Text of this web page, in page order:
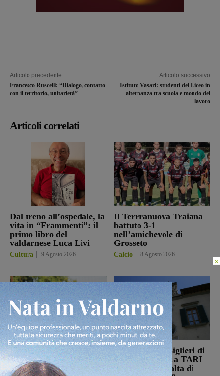
Articolo precedente
Francesco Ruscelli: “Dialogo, contatto
con il territorio, unitarietà”
Articolo successivo
Istituto Vasari: studenti del Liceo in
alternanza tra scuola e mondo del
lavoro
Articoli correlati
Dal treno all’ospedale, la
vita in “Frammenti”: il
primo libro del
valdarnese Luca Livi
Cultura 9 Agosto 2026
Il Terrranuova Traiana
battuto 3-1
nell’amichevole di
Grosseto
Calcio 8 Agosto 2026
Il Montevarchi affronta
in amichevole l’Ancona
Calcio 8 Agosto 2026
Reggello, i consiglieri di
opposizione: “La TARI
2026 resta più alta di
×